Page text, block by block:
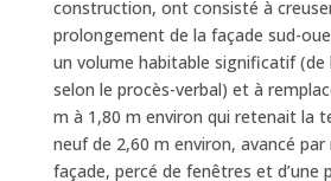
construction, ont consisté à
prolongement de la façade sud-
un volume habitable significatif (de
selon le procès-verbal) et à
m à 1,80 m environ qui retenait la
neuf de 2,60 m environ, avancé
façade, percé de fenêtres et d’une